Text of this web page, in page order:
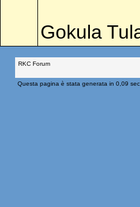
Gokula
RKC Forum
Questa pagina è stata generata in 0,09